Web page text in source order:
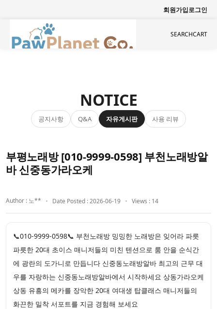
회원가입로그인
SEARCHCART
NOTICE
공지사항 Q&A 자유게시판 사용 리뷰
부평노래방 [010-9999-0598] 부천노래방알
바 신중동가라오케
Author : 노** Date Posted : 2026-06-19 Views : 14
📞010-9999-0598📞 부천노래방 밍밍한 노래방은 잊어라 파릇
파릇한 20대 초이스 매니저들의 미친 텐션으로 룸 안을 순식간
에 광란의 도가니로 만듭니다 신중동노래방알바 최고의 근무 대
우를 자랑하는 신중동노래방알바에서 시작하세요 상동가라오케
상동 유흥의 메카를 장악한 20대 여대생 탑클래스 매니저들의
화끈한 밀착 서포트를 지금 경험해 보세요